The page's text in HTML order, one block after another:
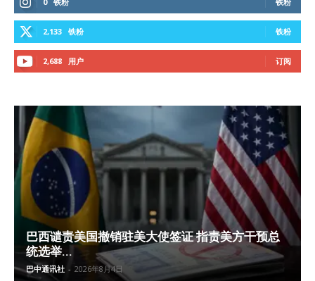
2,133 铁粉 铁粉
2,688 用户 订阅
巴西谴责美国撤销驻美大使签证 指责美方干预总
统选举...
巴中通讯社 - 2026年8月4日